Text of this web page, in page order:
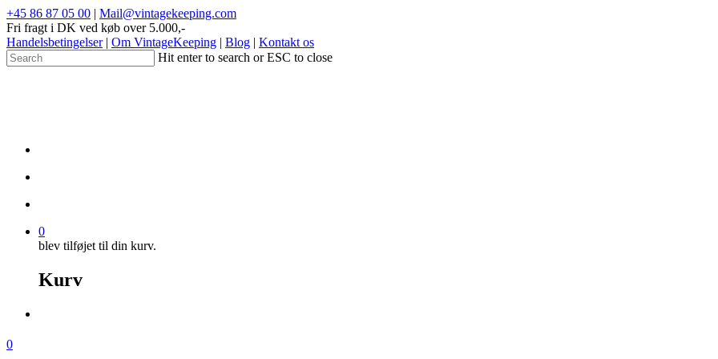
+45 86 87 05 00 | Mail@vintagekeeping.com
Fri fragt i DK ved køb over 5.000,-
Handelsbetingelser| Om VintageKeeping | Blog | Kontakt os
Hit enter to search or ESC to close
0
blev tilføjet til din kurv.
Kurv
0